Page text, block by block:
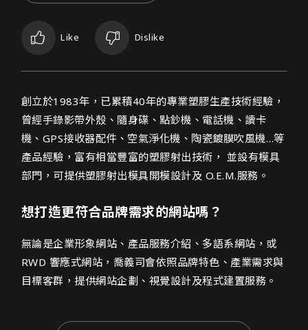
Like Dislike
百祥塑膠股份有限公司網頁設計介紹
創立於1983年，已累積40年的專業塑膠生產技術經驗，
曾經手錄影帶外殼、隨身碟、點鈔機、電話機、讀卡
機、GPS接收器配件、空氣淨化機、陶瓷鍍膜吹風機…等
產品經驗，富有相當豐富的塑膠射出技術， 並設有模具
部門，可提供塑膠射出模具開模設計及 O.E.M.服務。
想打造更符合品牌需求的網站嗎？
無論是企業形象網站、產品服務介紹、多語系網站，或
RWD 響應式網站，喬義司會依照品牌特色、產業需求與
目標客群，提供網站企劃、視覺設計及程式建置服務。